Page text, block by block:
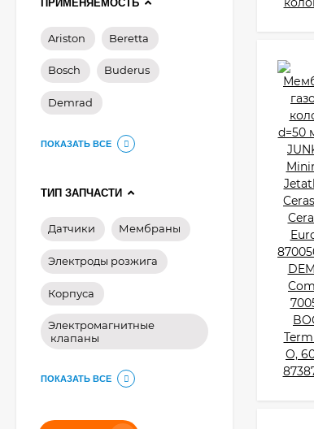
ПРИМЕНЯЕМОСТЬ
Ariston Beretta
Bosch Buderus
Demrad
ПОКАЗАТЬ ВСЕ
ТИП ЗАПЧАСТИ
Датчики Мембраны
Электроды розжига
Корпуса
Электромагнитные
клапаны
ПОКАЗАТЬ ВСЕ